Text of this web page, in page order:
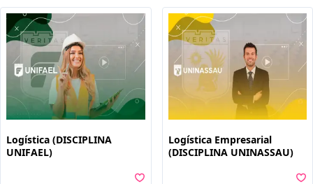
Logística (DISCIPLINA
UNIFAEL)
Logística Empresarial
(DISCIPLINA UNINASSAU)